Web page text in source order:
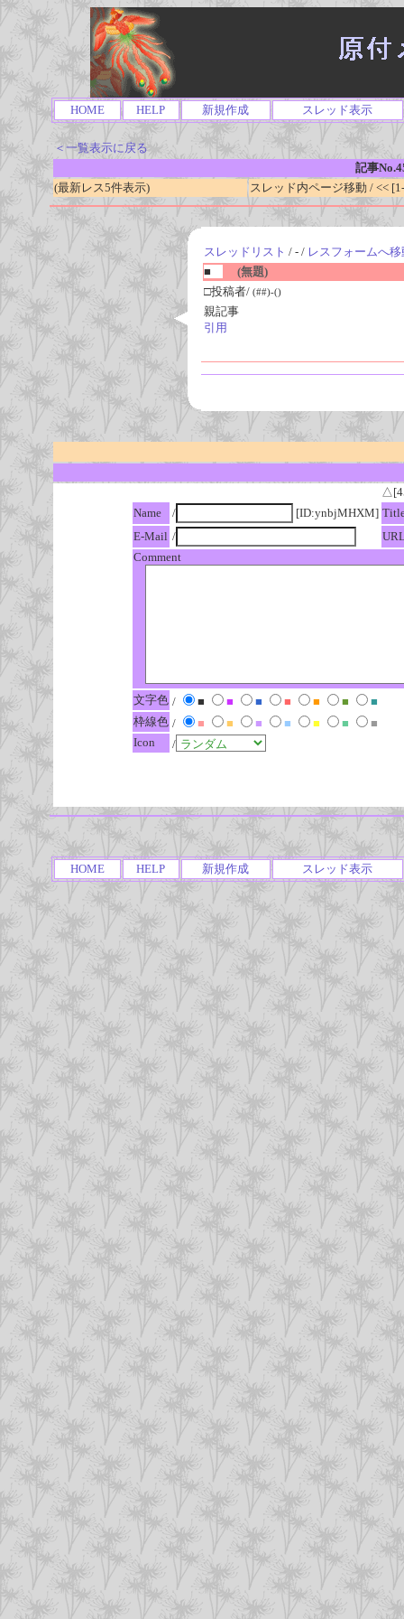
HOME HELP 新規作成 スレッド表示
＜一覧表示に戻る
記事
(最新レス5件表示)
スレッド内ページ移動 / <<
スレッドリスト / - / レスフォームへ移
■
(無題)
□投稿者/ (##)-()
親記事
引用
Name
/ [ID:ynbjMHXM]
E-Mail /
Comment
文字色 / ■ ■ ■ ■ ■ ■
■
枠線色 / ■ ■ ■ ■ ■ ■
■
Icon
/
HOME HELP 新規作成 スレッド表示